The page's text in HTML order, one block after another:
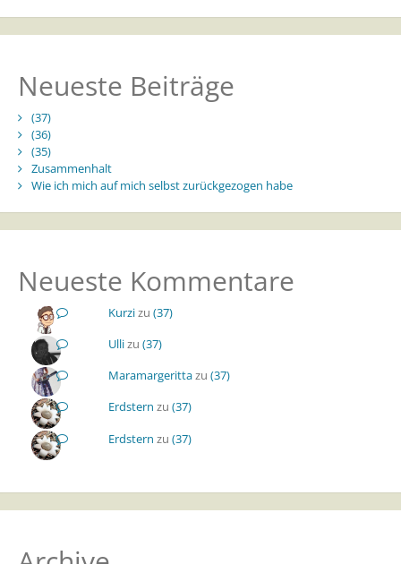
Neueste Beiträge
(37)
(36)
(35)
Zusammenhalt
Wie ich mich auf mich selbst zurückgezogen habe
Neueste Kommentare
Kurzizu(37)
Ullizu(37)
Maramargerittazu(37)
Erdstern zu(37)
Erdstern zu(37)